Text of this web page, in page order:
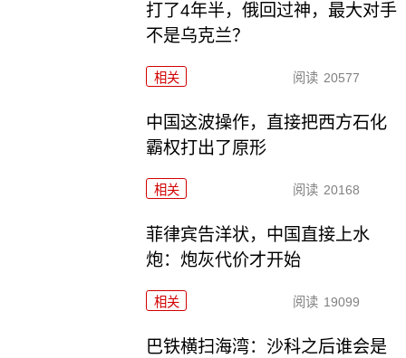
打了4年半，俄回过神，最大对手
不是乌克兰？
相关 阅读 20577
中国这波操作，直接把西方石化
霸权打出了原形
相关 阅读 20168
菲律宾告洋状，中国直接上水
炮：炮灰代价才开始
相关 阅读 19099
巴铁横扫海湾：沙科之后谁会是